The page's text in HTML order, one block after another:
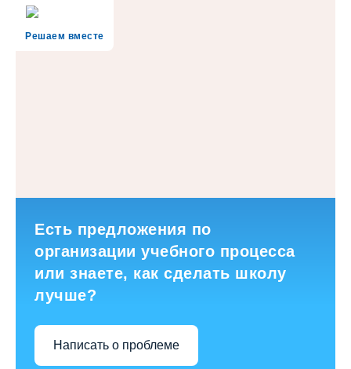
Решаем вместе
Есть предложения по
организации учебного процесса
или знаете, как сделать школу
лучше?
Написать о проблеме